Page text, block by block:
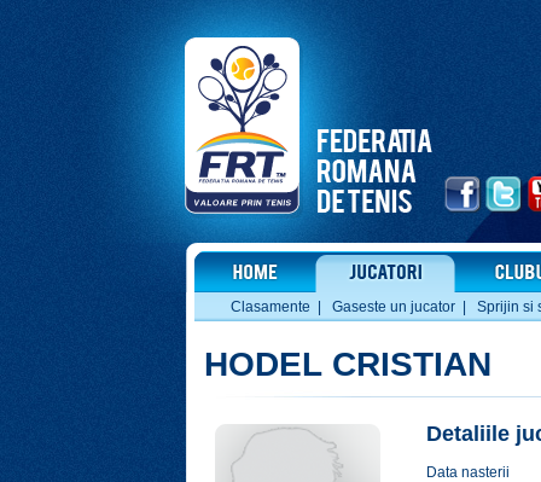
Clasamente Gaseste un jucator Sprijin si
HODEL CRISTIAN
Detaliile
Data nasterii